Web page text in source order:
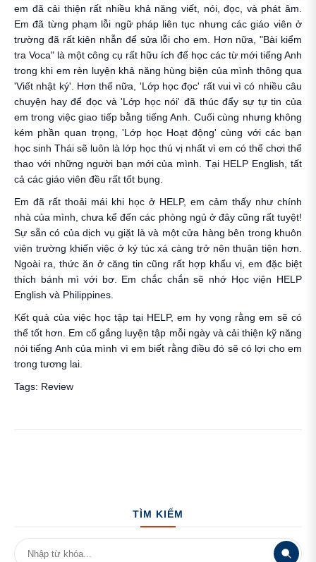
em đã cải thiện rất nhiều khả năng viết, nói, đọc, và phát âm.
Em đã từng phạm lỗi ngữ pháp liên tục nhưng các giáo viên ở
trường đã rất kiên nhẫn để sửa lỗi cho em. Hơn nữa, "Bài kiểm
tra Voca" là một công cụ rất hữu ích để học các từ mới tiếng Anh
trong khi em rèn luyện khả năng hùng biện của mình thông qua
'Viết nhật ký'. Hơn thế nữa, 'Lớp học đọc' rất vui vì có nhiều câu
chuyện hay để đọc và 'Lớp học nói' đã thúc đẩy sự tự tin của
em trong việc giao tiếp bằng tiếng Anh. Cuối cùng nhưng không
kém phần quan trọng, 'Lớp học Hoạt động' cùng với các bạn
học sinh Thái sẽ luôn là lớp học thú vị nhất vì em có thể chơi thể
thao với những người bạn mới của mình. Tại HELP English, tất
cả các giáo viên đều rất tốt bụng.
Em đã rất thoải mái khi học ở HELP, em cảm thấy như chính
nhà của mình, chưa kể đến các phòng ngủ ở đây cũng rất tuyệt!
Sự sẵn có của dịch vụ giặt là và một cửa hàng bên trong khuôn
viên trường khiến việc ở ký túc xá càng trở nên thuận tiện hơn.
Ngoài ra, thức ăn ở căng tin cũng rất hợp khẩu vị, em đặc biệt
thích bánh mì với bơ. Em chắc chắn sẽ nhớ Học viện HELP
English và Philippines.
Kết quả của việc học tập tại HELP, em hy vọng rằng em sẽ có
thể tốt hơn. Em cố gắng luyện tập mỗi ngày và cải thiện kỹ năng
nói tiếng Anh của mình vì em biết rằng điều đó sẽ có lợi cho em
trong tương lai.
Tags: Review
TÌM KIẾM